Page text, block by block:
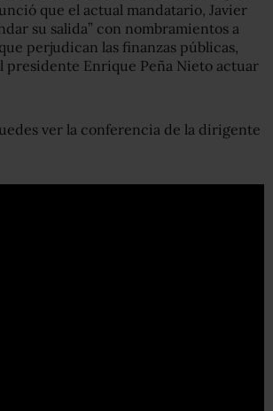
que el actual mandatario, Javier
su salida” con nombramientos a
perjudican las finanzas públicas,
presidente Enrique Peña Nieto actuar
ver la conferencia de la dirigente